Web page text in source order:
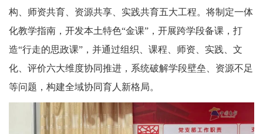
构、师资共育、资源共享、实践共育五大工程。将制定一体
化教学指南，开发本土特色“金课”，开展跨学段备课，打
造“行走的思政课”，并通过组织、课程、师资、实践、文
化、评价六大维度协同推进，系统破解学段壁垒、资源不足
等问题，构建全域协同育人新格局。